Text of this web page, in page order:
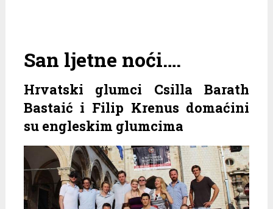
San ljetne noći….
Hrvatski glumci Csilla Barath
Bastaić i Filip Krenus domaćini
su engleskim glumcima